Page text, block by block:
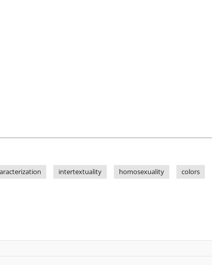
intertextuality homosexuality colors